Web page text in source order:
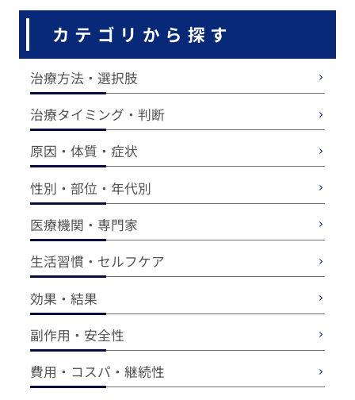
カテゴリから探す
治療方法・選択肢
治療タイミング・判断
原因・体質・症状
性別・部位・年代別
医療機関・専門家
生活習慣・セルフケア
効果・結果
副作用・安全性
費用・コスパ・継続性